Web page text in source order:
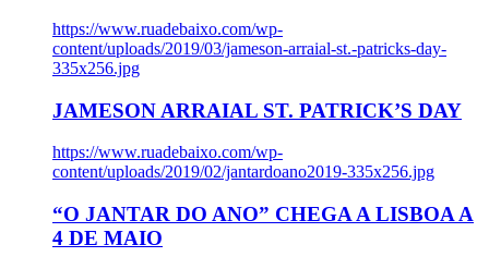
https://www.ruadebaixo.com/wp-
content/uploads/2019/03/jameson-arraial-st.-patricks-day-
335x256.jpg
JAMESON ARRAIAL ST. PATRICK’S DAY
https://www.ruadebaixo.com/wp-
content/uploads/2019/02/jantardoano2019-335x256.jpg
“O JANTAR DO ANO” CHEGA A LISBOA A
4 DE MAIO